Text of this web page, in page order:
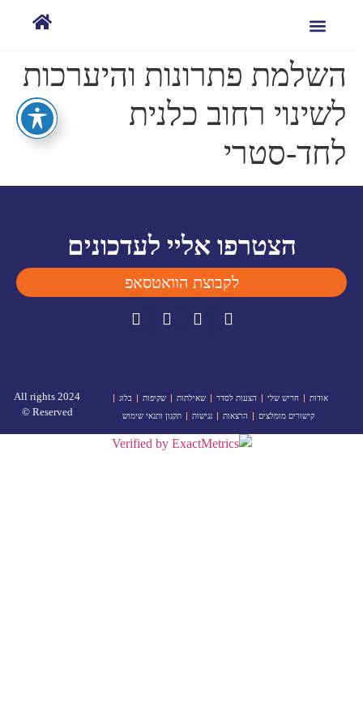
השלמת פתרונות והיערכות
לשינוי רחוב כלנית
לחד-סטרי
הצטרפו אליי לעדכונים
לקבוצת הוואטסאפ
אודות חריש שלי הצעות לסדר שאילתות שקיפות
בלוג
קישורים מומלצים
הרצאות נגישות תקנון ותנאי שימוש
2024 All rights
Reserved ©